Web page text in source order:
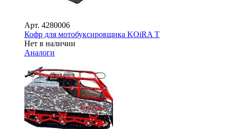
Арт. 4280006
Кофр для мотобуксировщика KOiRA T
Нет в наличии
Аналоги